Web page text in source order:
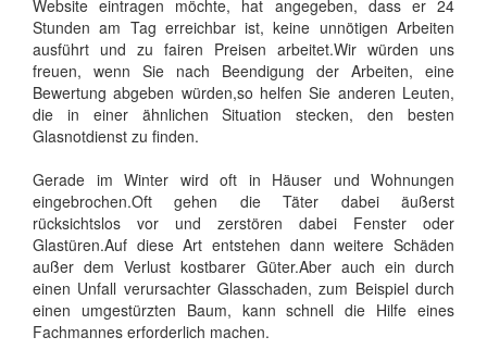
Website eintragen möchte, hat angegeben, dass er 24
Stunden am Tag erreichbar ist, keine unnötigen Arbeiten
ausführt und zu fairen Preisen arbeitet.Wir würden uns
freuen, wenn Sie nach Beendigung der Arbeiten, eine
Bewertung abgeben würden,so helfen Sie anderen Leuten,
die in einer ähnlichen Situation stecken, den besten
Glasnotdienst zu finden.
Gerade im Winter wird oft in Häuser und Wohnungen
eingebrochen.Oft gehen die Täter dabei äußerst
rücksichtslos vor und zerstören dabei Fenster oder
Glastüren.Auf diese Art entstehen dann weitere Schäden
außer dem Verlust kostbarer Güter.Aber auch ein durch
einen Unfall verursachter Glasschaden, zum Beispiel durch
einen umgestürzten Baum, kann schnell die Hilfe eines
Fachmannes erforderlich machen.